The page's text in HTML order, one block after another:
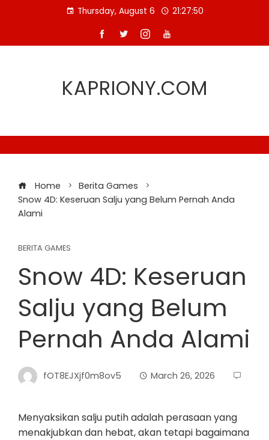
Thursday, August 6 21:27:50
KAPRIONY.COM
Home
Berita Games
Snow 4D: Keseruan Salju yang Belum Pernah Anda
Alami
BERITA GAMES
Snow 4D: Keseruan
Salju yang Belum
Pernah Anda Alami
fOT8EJXjf0m8ov5 March 26, 2026
Menyaksikan salju putih adalah perasaan yang
menakjubkan dan hebat, akan tetapi bagaimana